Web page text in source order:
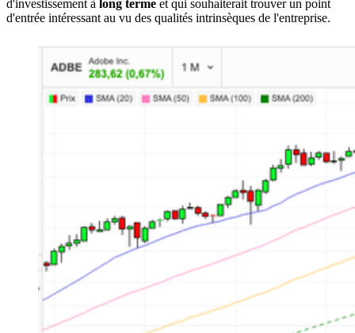
d'investissement à long terme et qui souhaiterait trouver un point
d'entrée intéressant au vu des qualités intrinsèques de l'entreprise.